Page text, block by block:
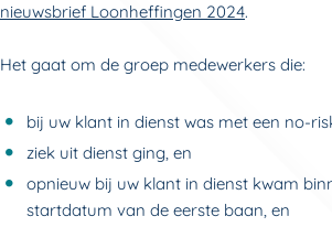
nieuwsbrief Loonheffingen 2024.
Het gaat om de groep medewerkers die:
bij uw klant in dienst was met een no-
ziek uit dienst ging, en
opnieuw bij uw klant in dienst kwam
startdatum van de eerste baan, en